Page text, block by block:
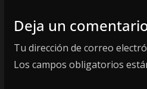
Deja un
Tu dirección de correo
Los campos obligatorios